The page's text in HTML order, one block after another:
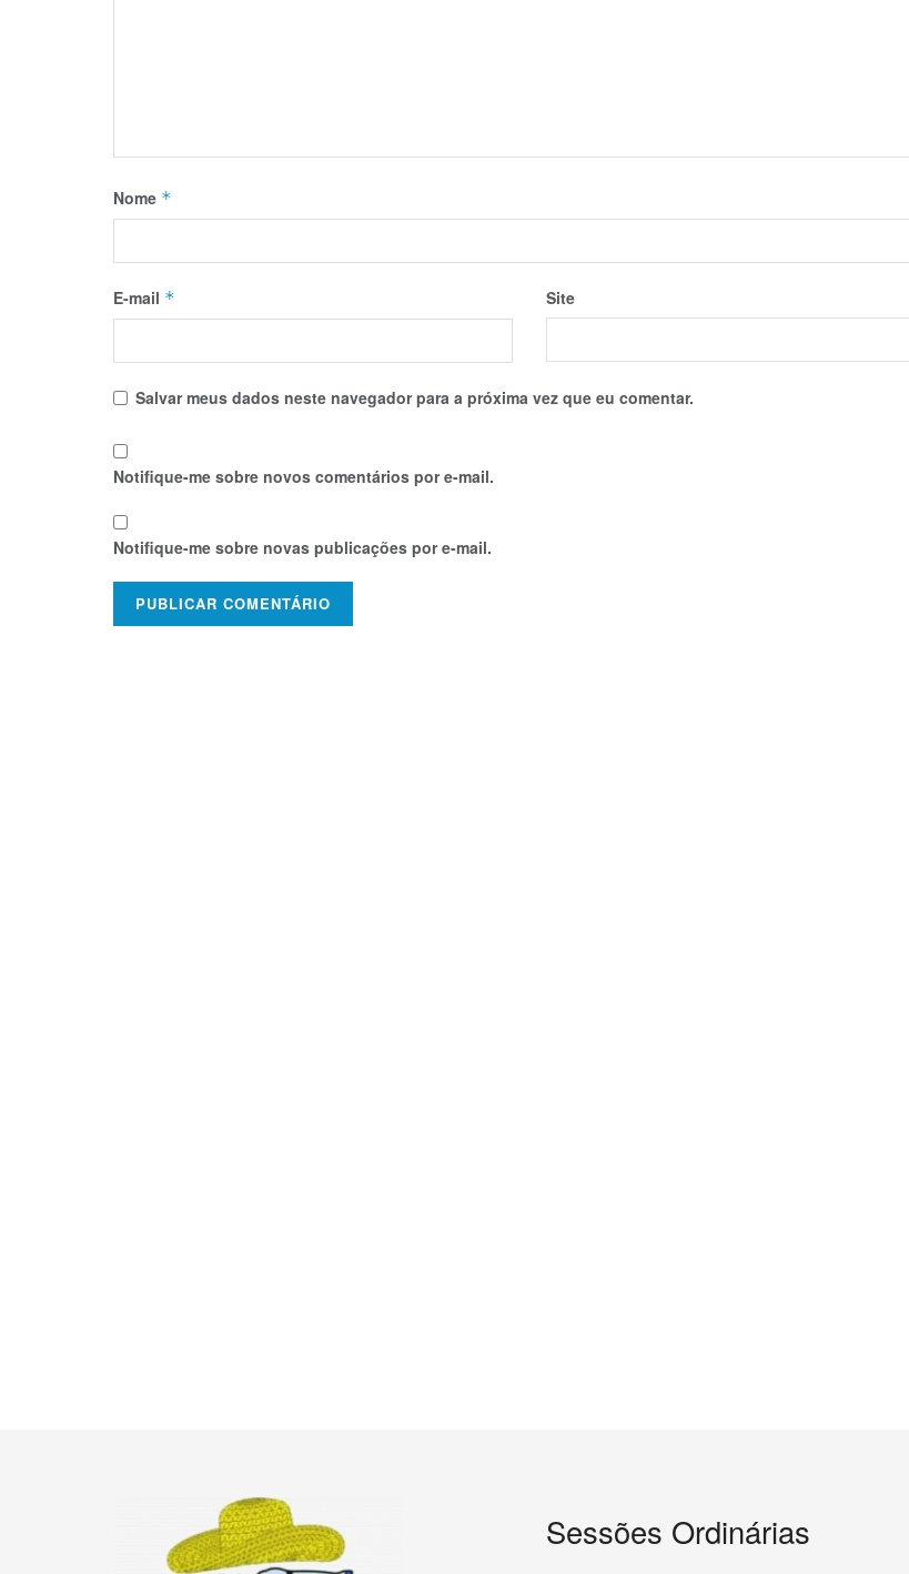
Nome *
E-mail * Site
Salvar meus dados neste navegador para a próxima vez que eu comentar.
Notifique-me sobre novos comentários por e-mail.
Notifique-me sobre novas publicações por e-mail.
Sessões Ordinárias